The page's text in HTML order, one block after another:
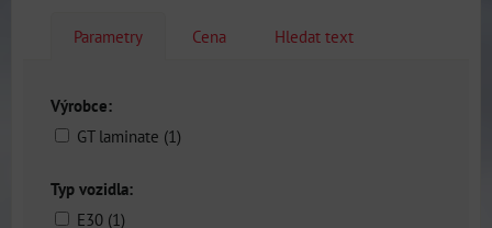
Parametry Cena Hledat text
Výrobce:
GT laminate (1)
Typ vozidla:
E30 (1)